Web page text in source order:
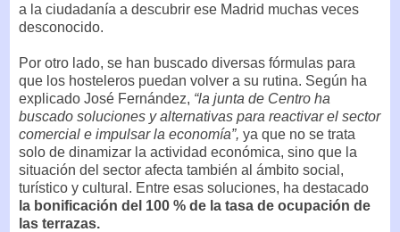
a la ciudadanía a descubrir ese Madrid muchas veces
desconocido.
Por otro lado, se han buscado diversas fórmulas para
que los hosteleros puedan volver a su rutina. Según ha
explicado José Fernández, “la junta de Centro ha
buscado soluciones y alternativas para reactivar el sector
comercial e impulsar la economía”, ya que no se trata
solo de dinamizar la actividad económica, sino que la
situación del sector afecta también al ámbito social,
turístico y cultural. Entre esas soluciones, ha destacado
la bonificación del 100 % de la tasa de ocupación de
las terrazas.